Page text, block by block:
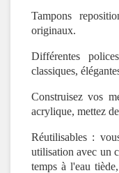
Tampons
originaux.
Différentes
classiques,
Construisez vos
acrylique, mettez
Réutilisables :
utilisation avec un
temps à l'eau